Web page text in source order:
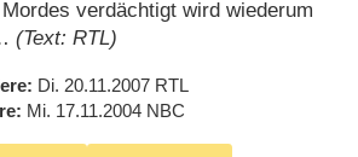
verdächtigt wird wiederum
(Text: RTL)
Di. 20.11.2007 RTL
Mi. 17.11.2004 NBC